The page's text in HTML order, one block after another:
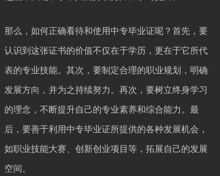
那么，如何正确看待和使用中专毕业证呢？首先，要
认识到这张证书的价值不仅在于学历，更在于它所代
表的专业技能。其次，要制定合理的职业规划，明确
发展方向，并为之持续努力。再次，要树立终身学习
的理念，不断提升自己的专业素养和综合能力。最
后，要善于利用中专毕业证所提供的各种发展机会，
如职业技能大赛、创新创业项目等，拓展自己的发展
空间。